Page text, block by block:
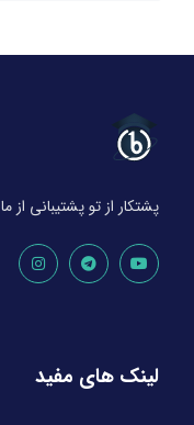
پشتکار از تو پشتیبانی از ما
لینک های مفید